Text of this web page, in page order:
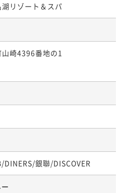
2名 ¥ 11,970 ~
【1階ラウンジアクセス
¥13,200~
2名 ¥ 12,540 ~
リゾート＆スパ
崎4396番地の1
銀聯/DISCOVER